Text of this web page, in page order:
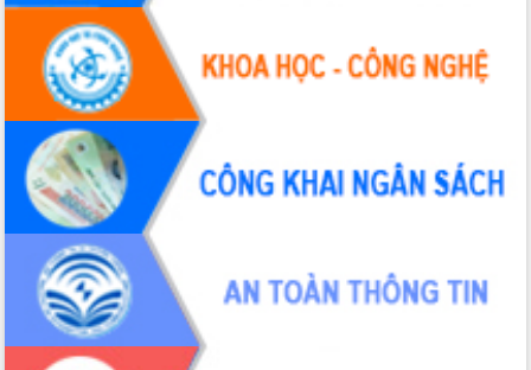
Bệnh án điện tử thúc đẩy chuyển đổi
số y tế tại Đắk Lắk
Chuyển đổi số thư viện: Mở rộng
không gian tri thức trong thời đại số
Đánh giá, rút kinh nghiệm công tác tổ
chức diễn tập trước ngày bầu cử
Chương trình “Gặp gỡ hữu nghị –
Friendship Meeting New Year 2026”
Bầu cử Quốc hội và HĐND: Cử tri Đắk
Lắk gửi gắm niềm tin, kỳ vọng vào lá
phiếu
Đắk Lắk sẵn sàng các điều kiện cho
Ngày hội bầu cử đại biểu Quốc hội
khóa XVI và HĐND các cấp nhiệm kỳ